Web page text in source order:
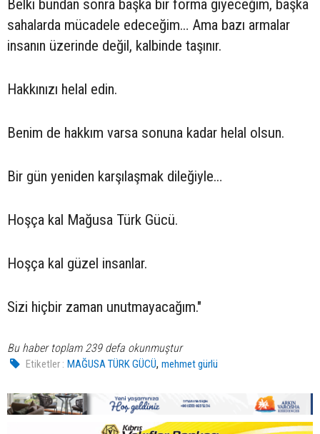
Belki bundan sonra başka bir forma giyeceğim, başka
sahalarda mücadele edeceğim… Ama bazı armalar
insanın üzerinde değil, kalbinde taşınır.
Hakkınızı helal edin.
Benim de hakkım varsa sonuna kadar helal olsun.
Bir gün yeniden karşılaşmak dileğiyle…
Hoşça kal Mağusa Türk Gücü.
Hoşça kal güzel insanlar.
Sizi hiçbir zaman unutmayacağım."
Bu haber toplam 239 defa okunmuştur
Etiketler : MAĞUSA TÜRK GÜCÜ,mehmet gürlü